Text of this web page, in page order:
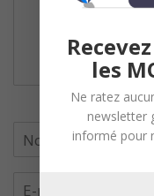
les
Ne ratez
newsletter
informé pour